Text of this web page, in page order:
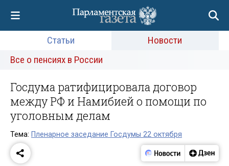
Статьи
Новости
Все о пенсиях в России
Госдума ратифицировала договор
между РФ и Намибией о помощи по
уголовным делам
Тема: Пленарное заседание Госдумы 22 октября